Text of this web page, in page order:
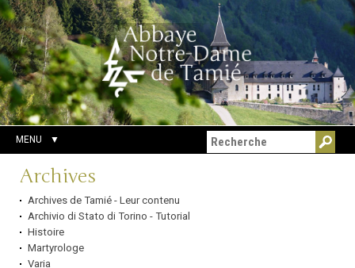
Aller
au
contenu.
|
Aller
à
la
navigation
Outils
personnels
Chercher par
Recherche
avancée…
MENU
Navigation
Archives
Archives de Tamié - Leur contenu
Archivio di Stato di Torino - Tutorial
Histoire
Martyrologe
Varia